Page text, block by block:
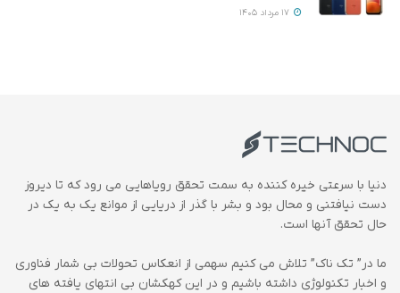
دنیا با سرعتی خیره کننده به سمت تحقق رویاهایی می رود که تا دیروز
دست نیافتنی و محال بود و بشر با گذر از دریایی از موانع یک به یک در
حال تحقق آنها است.
ما در” تک ناک” تلاش می کنیم سهمی از انعکاس تحولات بی شمار فناوری
و اخبار تکنولوژی داشته باشیم و در این کهکشان بی انتهای یافته های